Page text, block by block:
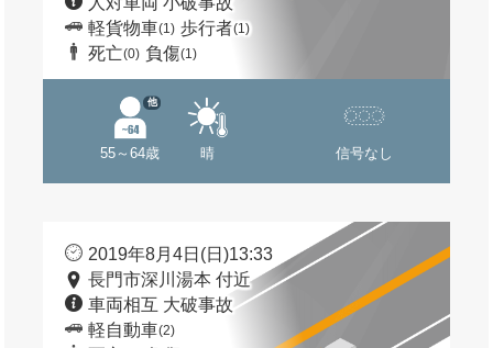
軽貨物車(1) 歩行者(1)
死亡(0) 負傷(1)
55～64歳
他
晴 信号なし
2019年8月4日(日)13:33
長門市深川湯本 付近
車両相互 大破事故
軽自動車(2)